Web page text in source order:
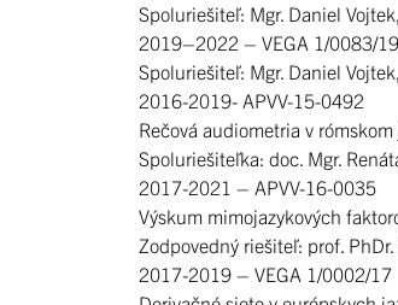
Spoluriešiteľ: Mgr. Daniel
2019–2022 – VEGA 1/0083/
Spoluriešiteľ: Mgr. Daniel
2016-2019- APVV-15-0492
Rečová audiometria v rómskom
Spoluriešiteľka: doc. Mgr.
2017-2021 – APVV-16-0035
Výskum mimojazykových
Zodpovedný riešiteľ: prof.
2017-2019 – VEGA 1/0002/17